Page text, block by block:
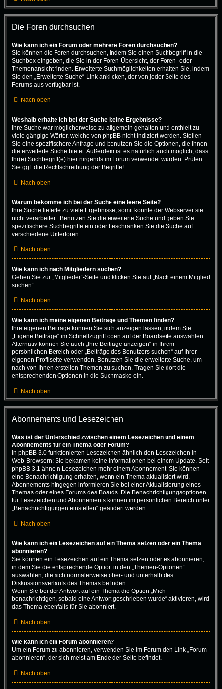
Die Foren durchsuchen
Wie kann ich ein Forum oder mehrere Foren durchsuchen?
Sie können die Foren durchsuchen, indem Sie einen Suchbegriff in die
Suchbox eingeben, die Sie in der Foren-Übersicht, der Foren- oder
Themenansicht finden. Erweiterte Suchmöglichkeiten erhalten Sie, indem
Sie den „Erweiterte Suche“-Link anklicken, der von jeder Seite des
Forums aus verfügbar ist.
Nach oben
Weshalb erhalte ich bei der Suche keine Ergebnisse?
Ihre Suche war möglicherweise zu allgemein gehalten und enthielt zu
viele gängige Wörter, welche von phpBB nicht indiziert werden. Stellen
Sie eine spezifischere Anfrage und benutzen Sie die Optionen, die Ihnen
die erweiterte Suche bietet. Außerdem ist es natürlich auch möglich, dass
Ihr(e) Suchbegriff(e) hier nirgends im Forum verwendet wurden. Prüfen
Sie ggf. die Rechtschreibung der Begriffe!
Nach oben
Warum bekomme ich bei der Suche eine leere Seite?
Ihre Suche lieferte zu viele Ergebnisse, somit konnte der Webserver sie
nicht verarbeiten. Benutzen Sie die erweiterte Suche und geben Sie
spezifischere Suchbegriffe ein oder beschränken Sie die Suche auf
verschiedene Unterforen.
Nach oben
Wie kann ich nach Mitgliedern suchen?
Gehen Sie zur „Mitglieder“-Seite und klicken Sie auf „Nach einem Mitglied
suchen“.
Nach oben
Wie kann ich meine eigenen Beiträge und Themen finden?
Ihre eigenen Beiträge können Sie sich anzeigen lassen, indem Sie
„Eigene Beiträge“ im Schnellzugriff oben auf der Boardseite auswählen.
Alternativ können Sie auch „Ihre Beiträge anzeigen“ in Ihrem
persönlichen Bereich oder „Beiträge des Benutzers suchen“ auf Ihrer
eigenen Profilseite verwenden. Benutzen Sie die erweiterte Suche, um
nach von Ihnen erstellen Themen zu suchen. Tragen Sie dort die
entsprechenden Optionen in die Suchmaske ein.
Nach oben
Abonnements und Lesezeichen
Was ist der Unterschied zwischen einem Lesezeichen und einem
Abonnements für ein Thema oder Forum?
In phpBB 3.0 funktionierten Lesezeichen ähnlich den Lesezeichen in
Web-Browsern: Sie bekamen keine Informationen bei einem Update. Seit
phpBB 3.1 ähneln Lesezeichen mehr einem Abonnement: Sie können
eine Benachrichtigung erhalten, wenn ein Thema aktualisiert wird.
Abonnements hingegen informieren Sie bei einer Aktualisierung eines
Themas oder eines Forums des Boards. Die Benachrichtigungsoptionen
für Lesezeichen und Abonnements können im persönlichen Bereich unter
„Benachrichtigungen einstellen“ geändert werden.
Nach oben
Wie kann ich ein Lesezeichen auf ein Thema setzen oder ein Thema
abonnieren?
Sie können ein Lesezeichen auf ein Thema setzen oder es abonnieren,
in dem Sie die entsprechende Option in den „Themen-Optionen“
auswählen, die sich normalerweise ober- und unterhalb des
Diskussionsverlaufs des Themas befinden.
Wenn Sie bei der Antwort auf ein Thema die Option „Mich
benachrichtigen, sobald eine Antwort geschrieben wurde“ aktivieren, wird
das Thema ebenfalls für Sie abonniert.
Nach oben
Wie kann ich ein Forum abonnieren?
Um ein Forum zu abonnieren, verwenden Sie im Forum den Link „Forum
abonnieren“, der sich meist am Ende der Seite befindet.
Nach oben